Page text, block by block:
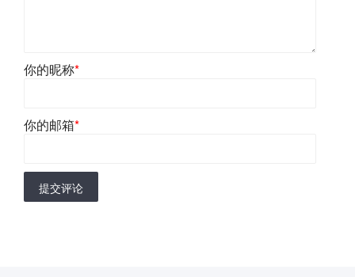
你的昵称*
你的邮箱*
提交评论